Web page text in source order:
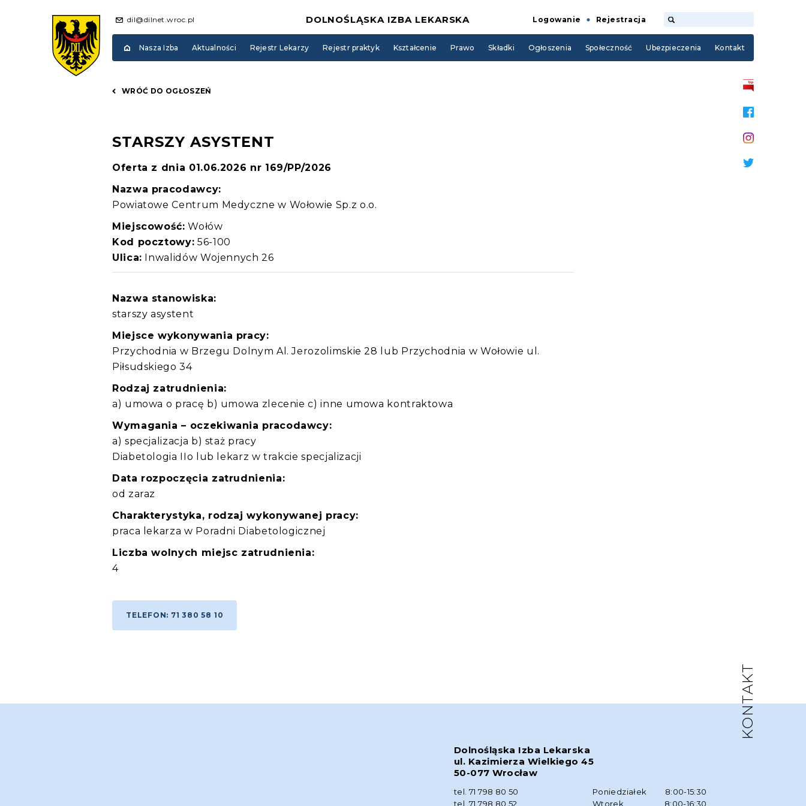
dil@dilnet.wroc.pl DOLNOŚLĄSKA IZBA LEKARSKA Logowanie Rejestracja
Nasza Izba Aktualności Rejestr Lekarzy Rejestr praktyk Kształcenie Prawo Składki Ogłoszenia Społeczność Ubezpieczenia Kontakt
WRÓĆ DO OGŁOSZEŃ
STARSZY ASYSTENT
Oferta z dnia 01.06.2026 nr 169/PP/2026
Nazwa pracodawcy:
Powiatowe Centrum Medyczne w Wołowie Sp.z o.o.
Miejscowość: Wołów
Kod pocztowy: 56-100
Ulica: Inwalidów Wojennych 26
Nazwa stanowiska:
starszy asystent
Miejsce wykonywania pracy:
Przychodnia w Brzegu Dolnym Al. Jerozolimskie 28 lub Przychodnia w Wołowie ul.
Piłsudskiego 34
Rodzaj zatrudnienia:
a) umowa o pracę b) umowa zlecenie c) inne umowa kontraktowa
Wymagania – oczekiwania pracodawcy:
a) specjalizacja b) staż pracy
Diabetologia IIo lub lekarz w trakcie specjalizacji
Data rozpoczęcia zatrudnienia:
od zaraz
Charakterystyka, rodzaj wykonywanej pracy:
praca lekarza w Poradni Diabetologicznej
Liczba wolnych miejsc zatrudnienia:
4
TELEFON: 71 380 58 10
KONTAKT
Dolnośląska Izba Lekarska
ul. Kazimierza Wielkiego 45
50-077 Wrocław
tel. 71 798 80 50
tel. 71 798 80 52
Poniedziałek
8:00-15:30
Wtorek
8:00-16:30